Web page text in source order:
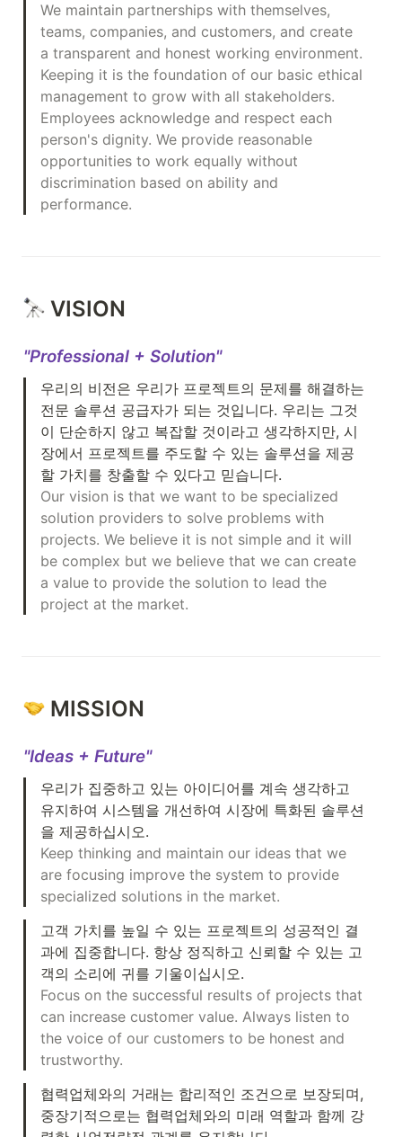
We maintain partnerships with themselves,
teams, companies, and customers, and create
a transparent and honest working environment.
Keeping it is the foundation of our basic ethical
management to grow with all stakeholders.
Employees acknowledge and respect each
person's dignity. We provide reasonable
opportunities to work equally without
discrimination based on ability and
performance.
VISION
"Professional + Solution"
우리의 비전은 우리가 프로젝트의 문제를 해결하는
전문 솔루션 공급자가 되는 것입니다. 우리는 그것
이 단순하지 않고 복잡할 것이라고 생각하지만, 시
장에서 프로젝트를 주도할 수 있는 솔루션을 제공
Our vision is that we want to be specialized
solution providers to solve problems with
projects. We believe it is not simple and it will
be complex but we believe that we can create
a value to provide the solution to lead the
project at the market.
MISSION
"Ideas + Future"
우리가 집중하고 있는 아이디어를 계속 생각하고
유지하여 시스템을 개선하여 시장에 특화된 솔루션
Keep thinking and maintain our ideas that we
are focusing improve the system to provide
specialized solutions in the market.
고객 가치를 높일 수 있는 프로젝트의 성공적인 결
과에 집중합니다. 항상 정직하고 신뢰할 수 있는 고
Focus on the successful results of projects that
can increase customer value. Always listen to
the voice of our customers to be honest and
trustworthy.
협력업체와의 거래는 합리적인 조건으로 보장되며,
중장기적으로는 협력업체와의 미래 역할과 함께 강